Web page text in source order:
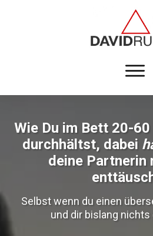
Wie Du im Bett 20-
durchhältst, dabei
deine Partnerin
Selbst wenn du einen
und dir bislang